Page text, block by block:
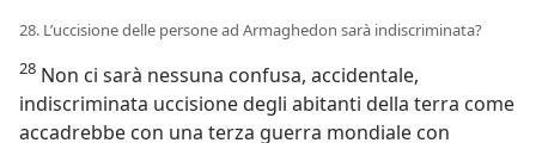
28. L’uccisione delle persone ad Armaghedon sarà indiscriminata?
28 Non ci sarà nessuna confusa, accidentale,
indiscriminata uccisione degli abitanti della terra come
accadrebbe con una terza guerra mondiale con